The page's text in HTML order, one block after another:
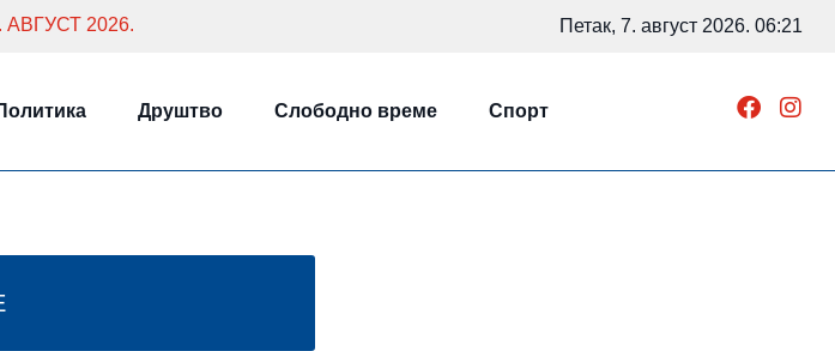
2026. Петак, 7. август 2026. 06:21
Друштво Слободно време Спорт